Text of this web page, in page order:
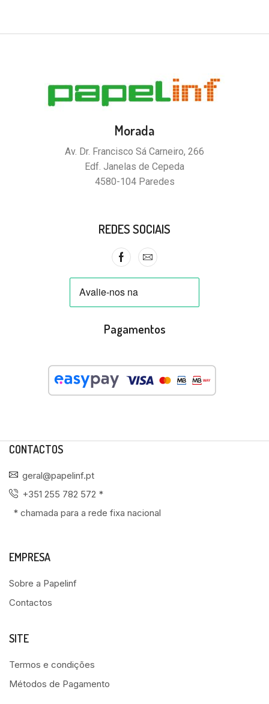
Morada
Av. Dr. Francisco Sá Carneiro, 266
Edf. Janelas de Cepeda
4580-104 Paredes
REDES SOCIAIS
Pagamentos
CONTACTOS
geral@papelinf.pt
+351 255 782 572 *
* chamada para a rede fixa nacional
EMPRESA
Sobre a Papelinf
Contactos
SITE
Termos e condições
Métodos de Pagamento